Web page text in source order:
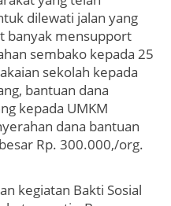
dilewati jalan yang
banyak mensupport
sembako kepada 25
sekolah kepada
bantuan dana
kepada UMKM
dana bantuan
Rp. 300.000,/org.
kegiatan Bakti Sosial